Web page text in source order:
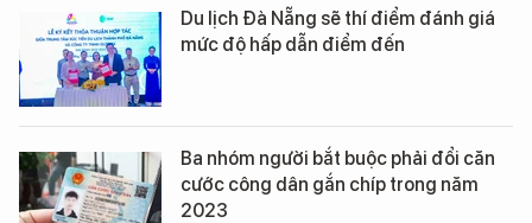
Du lịch Đà Nẵng sẽ thí điểm đánh giá
mức độ hấp dẫn điểm đến
Ba nhóm người bắt buộc phải đổi căn
cước công dân gắn chíp trong năm
2023